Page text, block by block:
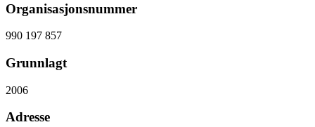
Organisasjonsnummer
990 197 857
Grunnlagt
2006
Adresse